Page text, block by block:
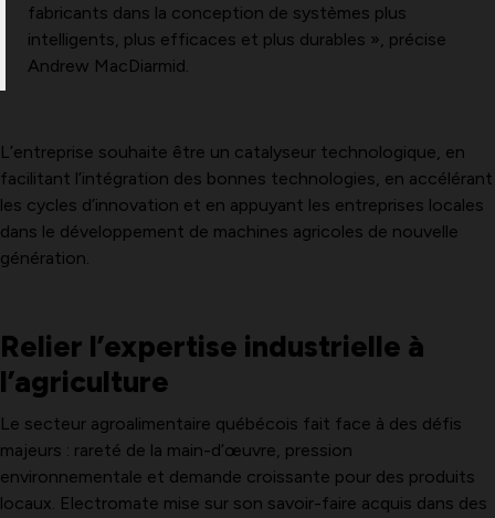
fabricants dans la conception de systèmes plus
intelligents, plus efficaces et plus durables », précise
Andrew MacDiarmid.
L’entreprise souhaite être un catalyseur technologique, en
facilitant l’intégration des bonnes technologies, en accélérant
les cycles d’innovation et en appuyant les entreprises locales
dans le développement de machines agricoles de nouvelle
génération.
Relier l’expertise industrielle à
l’agriculture
Le secteur agroalimentaire québécois fait face à des défis
majeurs : rareté de la main-d’œuvre, pression
environnementale et demande croissante pour des produits
locaux. Electromate mise sur son savoir-faire acquis dans des